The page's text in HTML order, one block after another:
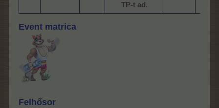
TP-t ad.
Event matrica
Felhősor